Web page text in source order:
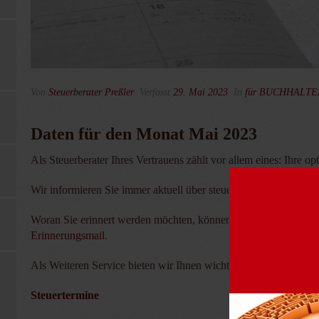
Von Steuerberater Preßler Verfasst 29. Mai 2023 In für
Daten für den Monat Mai 2023
Als Steuerberater Ihres Vertrauens zählt vor allem eines: Ihre
Wir informieren Sie immer aktuell über steuerlichen
Woran Sie erinnert werden möchten, können Sie selbst
Erinnerungsmail.
Als Weiteren Service bieten wir Ihnen wichtige
Steuertermine